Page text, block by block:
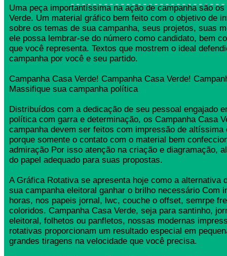
Uma peça importantíssima na ação de campanha são os
Verde. Um material gráfico bem feito com o objetivo de
sobre os temas de sua campanha, seus projetos, suas
ele possa lembrar-se do número como candidato, bem
que você representa. Textos que mostrem o ideal
campanha por você e seu partido.
Campanha Casa Verde! Campanha Casa Verde!
Massifique sua campanha política
Distribuídos com a dedicação de seu pessoal engajado
política com garra e determinação, os Campanha Casa
campanha devem ser feitos com impressão de altíssima
porque somente o contato com o material bem
admiração Por isso atenção na criação e diagramação,
do papel adequado para suas propostas.
A Gráfica Rotativa se apresenta hoje como a alternativa
sua campanha eleitoral ganhar o brilho necessário Com
horas, nos papeis jornal, lwc, couche o offset, semrpe
coloridos. Campanha Casa Verde, seja para santinho,
eleitoral, folhetos ou panfletos, nossas modernas
rotativas proporcionam um resultado especial em
grandes tiragens na velocidade que você precisa.